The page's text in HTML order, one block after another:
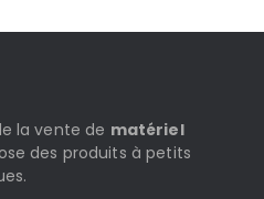
la vente de matériel
des produits à petits